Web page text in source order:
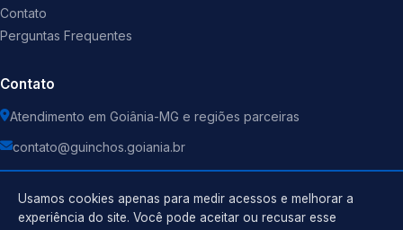
Contato
Perguntas Frequentes
Contato
Atendimento em Goiânia-MG e regiões parceiras
contato@guinchos.goiania.br
Usamos cookies apenas para medir acessos e melhorar a
experiência do site. Você pode aceitar ou recusar esse